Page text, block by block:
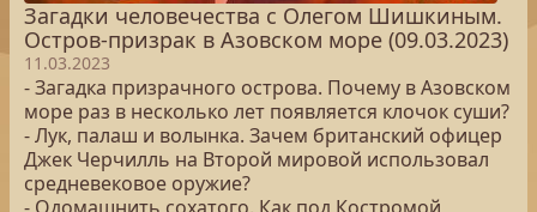
Загадки человечества с Олегом Шишкиным.
Остров-призрак в Азовском море (09.03.2023)
11.03.2023
- Загадка призрачного острова. Почему в Азовском
море раз в несколько лет появляется клочок суши?
- Лук, палаш и волынка. Зачем британский офицер
Джек Черчилль на Второй мировой использовал
средневековое оружие?